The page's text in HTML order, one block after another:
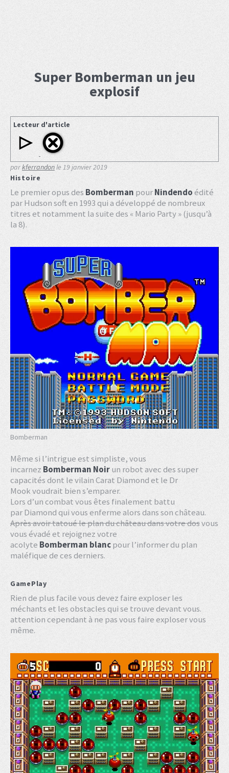
Super Bomberman un jeu
explosif
Lecteur d'article
parkferrandonle 19 janvier 2019
Histoire
Le premier opus des Bomberman pourNindendoédité
par Hudson soft en 1993 qui a développé de nombreux
titres et notamment la suite des « Mario Party » (jusqu’à
la 8).
Bomberman
Même si l’intrigue est simpliste, vous
incarnez Bomberman Noirun robot avec des super
capacités dont le vilain Carat Diamond et le Dr
Mook voudrait bien s’emparer.
Lors d’un combat vous êtes finalement battu
par Diamond qui vous enferme alors dans son château.
Après avoir tatoué le plan du château dans votre dosvous
vous évadé et rejoignez votre
acolyte Bomberman blancpour l’informer du plan
maléfique de ces derniers.
GamePlay
Rien de plus facile vous devez faire exploser les
méchants et les obstacles qui se trouve devant vous.
attention cependant à ne pas vous faire exploser vous
même.